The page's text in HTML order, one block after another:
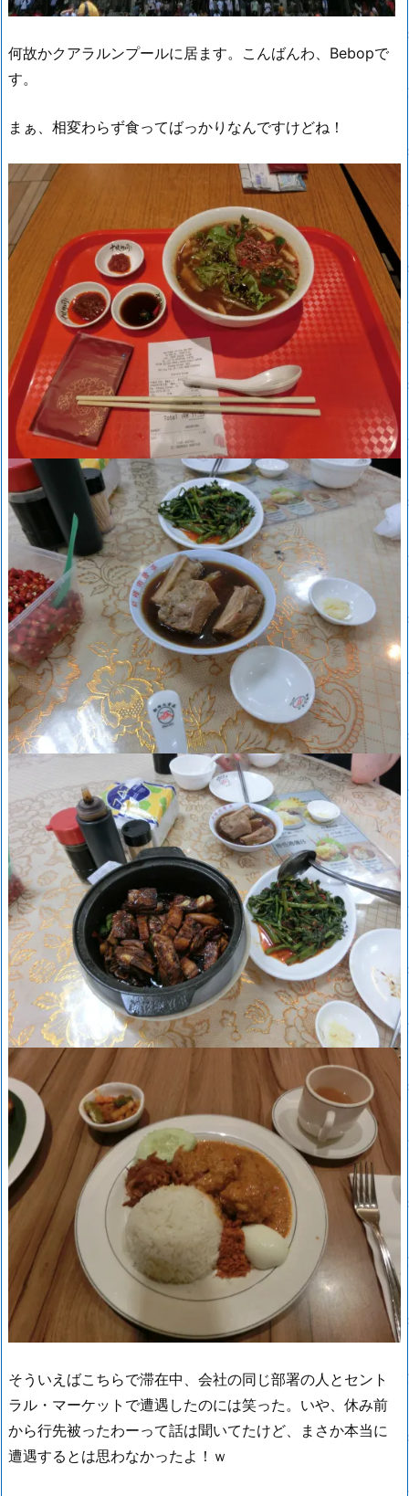
何故かクアラルンプールに居ます。こんばんわ、Bebopで
す。
まぁ、相変わらず食ってばっかりなんですけどね！
そういえばこちらで滞在中、会社の同じ部署の人とセント
ラル・マーケットで遭遇したのには笑った。いや、休み前
から行先被ったわーって話は聞いてたけど、まさか本当に
遭遇するとは思わなかったよ！ｗ